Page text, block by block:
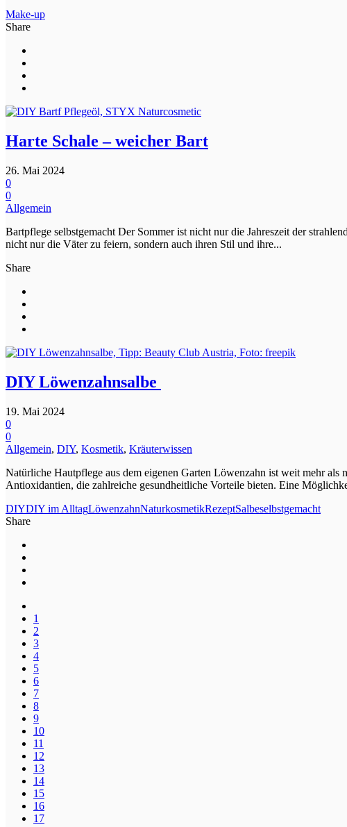
Make-up
Share
Harte Schale – weicher Bart
26. Mai 2024
0
0
Allgemein
Bartpflege selbstgemacht Der Sommer ist nicht nur die Jahreszeit der
nicht nur die Väter zu feiern, sondern auch ihren Stil und ihre...
Share
DIY Löwenzahnsalbe
19. Mai 2024
0
0
Allgemein, DIY, Kosmetik, Kräuterwissen
Natürliche Hautpflege aus dem eigenen Garten Löwenzahn ist weit mehr
Antioxidantien, die zahlreiche gesundheitliche Vorteile bieten. Eine
DIYDIY im AlltagLöwenzahnNaturkosmetikRezeptSalbeselbstgemacht
Share
1
2
3
4
5
6
7
8
9
10
11
12
13
14
15
16
17